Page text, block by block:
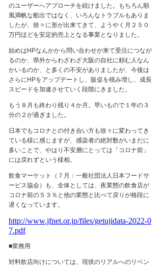
のユーザーへアプローチを続けました。もちろん順
風満帆な船出ではなく、いろんなトラブルもありま
したが、徐々に形が出来てきて、ようやく月 ２５０
万円ほどを安定的売上となる事業となりました。
始めは HPなんかから問い合わせが来て受注につなが
るのか、県外からわざわざ大阪の自社に頼む人なん
かいるのか、と多くの不安がありましたが、今後は
さらに HPをアップデートし、販促を積み増し、成長
スピードを加速させていく段階にきました。
もう ８ 月も終わり残り ４か月。早いもので １ 年の ３
分の ２ が過ぎました。
日本でもコロナとの付き合い方も徐々に変わってき
ている様に感じますが、感染者の絶対数がいまだに
多いことで、やはり不安層にとっては「コロナ前」
には戻れずという様相。
飲食マーケット（ ７ 月：一般社団法人日本フードサ
ービス協会）も、全体としては、夜業態の飲食店が
コロナ前の ５３ ％と他の業態と比べて戻りが格段に
遅くなっています。
http://www.jfnet.or.jp/files/getujidata-2022-0
7.pdf
■業務用
対料飲店向けについては、現状のリアルへのリベン